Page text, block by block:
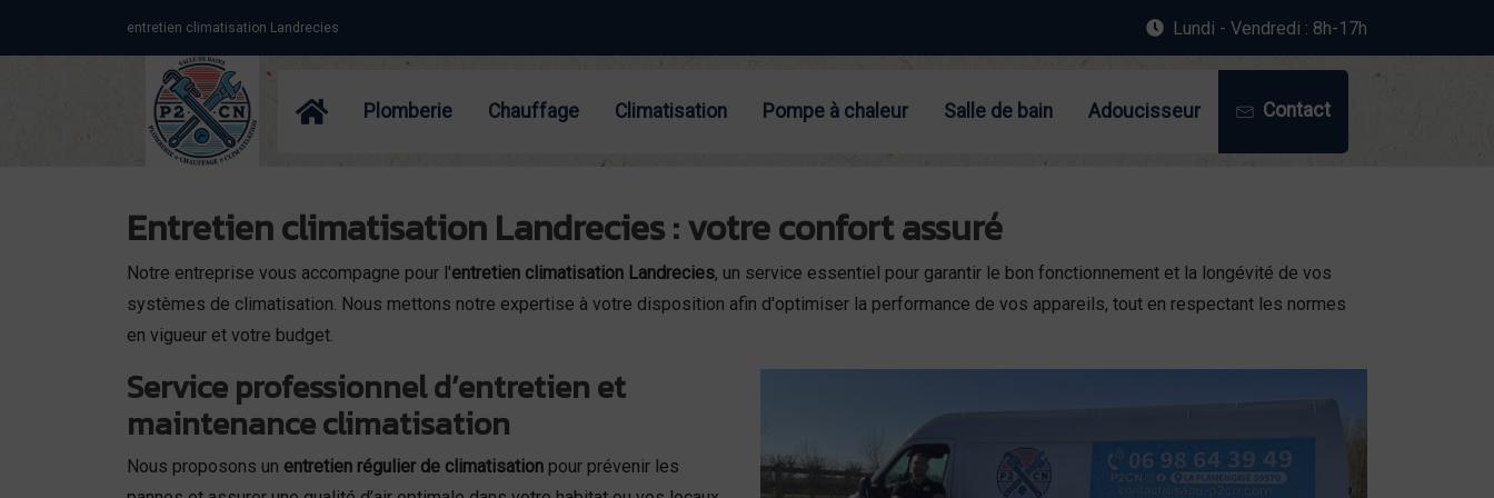
entretien climatisation Landrecies Lundi - Vendredi : 8h-17h
Plomberie Chauffage Climatisation Pompe à chaleur Salle de bain Adoucisseur Contact
Entretien climatisation Landrecies : votre confort assuré
Notre entreprise vous accompagne pour l'entretien climatisation Landrecies, un service essentiel pour garantir le bon fonctionnement et la longévité de vos
systèmes de climatisation. Nous mettons notre expertise à votre disposition afin d'optimiser la performance de vos appareils, tout en respectant les normes
en vigueur et votre budget.
Service professionnel d’entretien et
maintenance climatisation
Nous proposons un entretien régulier de climatisation pour prévenir les